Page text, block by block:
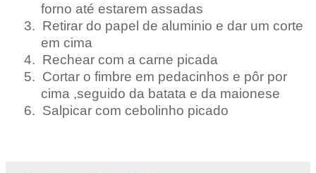
forno até estarem assadas
3. Retirar do papel de aluminio e dar um corte
em cima
4. Rechear com a carne picada
5. Cortar o fimbre em pedacinhos e pôr por
cima ,seguido da batata e da maionese
6. Salpicar com cebolinho picado